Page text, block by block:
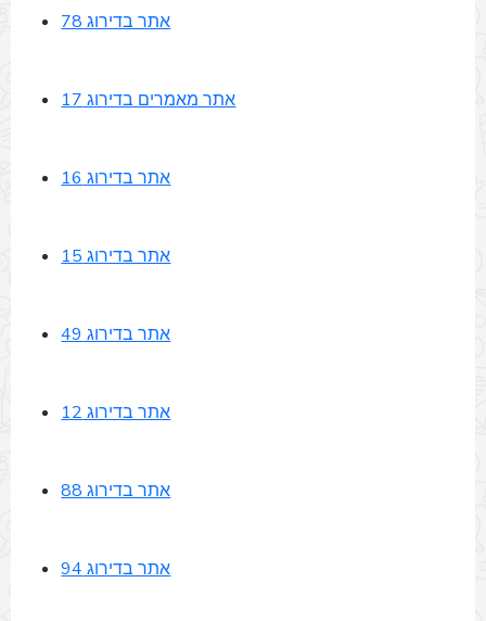
אתר בדירוג 78
אתר מאמרים בדירוג 17
אתר בדירוג 16
אתר בדירוג 15
אתר בדירוג 49
אתר בדירוג 12
אתר בדירוג 88
אתר בדירוג 94